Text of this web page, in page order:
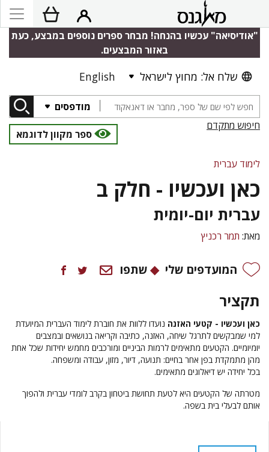
"אודיסיאה" עכשיו בהנחה! מבחר ספרים נוספים במבצע, כעת
באזור המבצעים.
שלח אל: מחוץ לישראל English
מודפסים
חיפוש מתקדם
ספר מקוון לדוגמא
לימוד עברית
כאן ועכשיו - חלק ב
עברית יום-יומית
מאת: תמר רכניץ
המועדפים שלי שתפו
תקציר
כאן ועכשיו - קטעי האזנה נועדו ללוות את חוברת לימוד העברית המיועדת
למי שמבקשים לתרגל שיחה, האזנה, כתיבה וקריאה בנושאים ובמצבים
יומיומיים. הקטעים מתאימים לרמות הביניים ומורכבים מחמש יחידות שכל אחת
מהן מתמקדת בפן אחר בחיים: תנועה, דיור, מזון, עבודה ומשפחה.
בכל יחידה יש דיאלוגים מתאימים.
מטרתה של הקטעים היא לטעת תחושת ביטחון בקרב לומדי עברית ולהפוך
אותם לבעלי בית בשפה.